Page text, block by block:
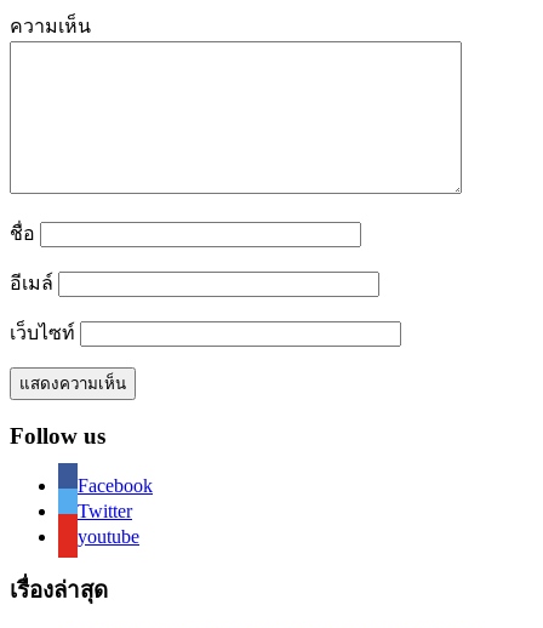
ความเห็น
ชื่อ
อีเมล์
เว็บไซท์
Follow us
Facebook
Twitter
youtube
เรื่องล่าสุด